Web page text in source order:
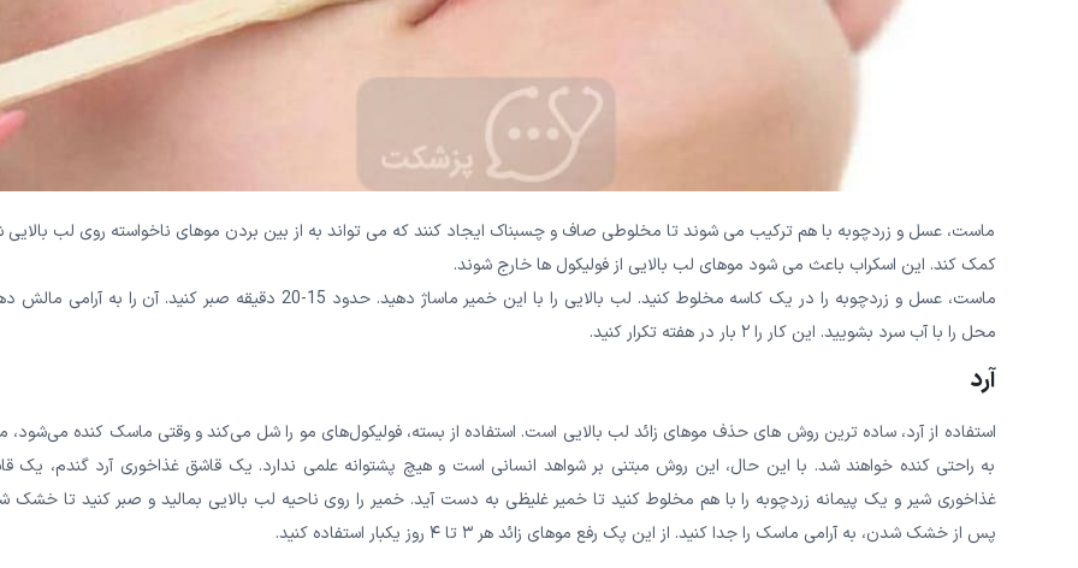
ماست، عسل و زردچوبه با هم ترکیب می شوند تا مخلوطی صاف و چسبناک ایجاد کنند که می تواند به از بین بردن موهای ناخواسته روی لب بالایی
کمک کند. این اسکراب باعث می شود موهای لب بالایی از فولیکول ها خارج شوند.
ماست، عسل و زردچوبه را در یک کاسه مخلوط کنید. لب بالایی را با این خمیر ماساژ دهید. حدود 15-20 دقیقه صبر کنید. آن را به
محل را با آب سرد بشویید. این کار را ۲ بار در هفته تکرار کنید.
آرد
استفاده از آرد، ساده ترین روش های حذف موهای زائد لب بالایی است. استفاده از بسته، فولیکول‌های مو را شل می‌کند و وقتی ماسک کنده می‌شود،
به راحتی کنده خواهند شد. با این حال، این روش مبتنی بر شواهد انسانی است و هیچ پشتوانه علمی ندارد. یک قاشق غذاخوری آرد گندم، یک
غذاخوری شیر و یک پیمانه زردچوبه را با هم مخلوط کنید تا خمیر غلیظی به دست آید. خمیر را روی ناحیه لب بالایی بمالید و صبر کنید تا خشک
پس از خشک شدن، به آرامی ماسک را جدا کنید. از این پک رفع موهای زائد هر ۳ تا ۴ روز یکبار استفاده کنید.